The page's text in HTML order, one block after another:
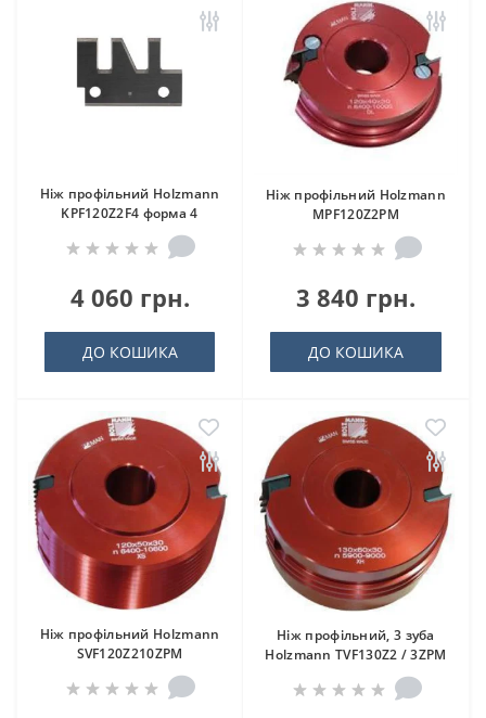
Ніж профільний Holzmann
KPF120Z2F4 форма 4
4 060 грн.
ДО КОШИКА
Ніж профільний Holzmann
MPF120Z2PM
3 840 грн.
ДО КОШИКА
Ніж профільний Holzmann
SVF120Z210ZPM
Ніж профільний, 3 зуба
Holzmann TVF130Z2 / 3ZPM